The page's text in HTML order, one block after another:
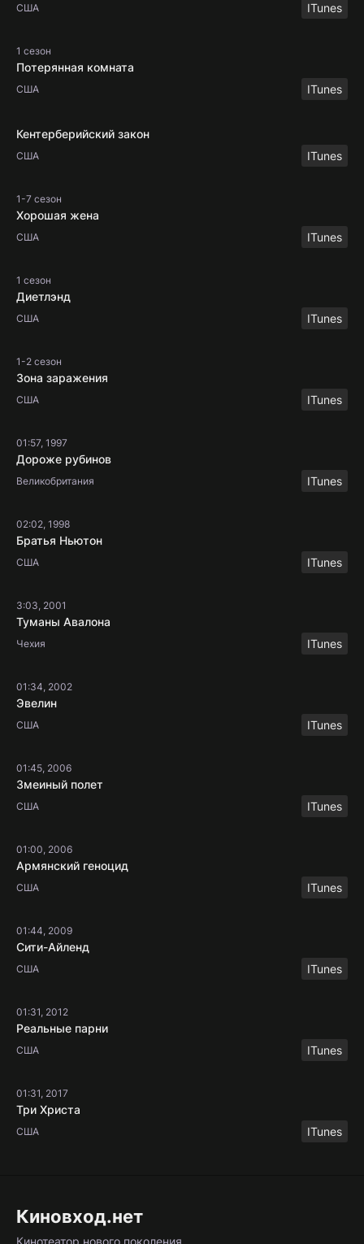
США ITunes
1 сезон
Потерянная комната
США ITunes
Кентерберийский закон
США ITunes
1-7 сезон
Хорошая жена
США ITunes
1 сезон
Диетлэнд
США ITunes
1-2 сезон
Зона заражения
США ITunes
01:57, 1997
Дороже рубинов
Великобритания ITunes
02:02, 1998
Братья Ньютон
США ITunes
3:03, 2001
Туманы Авалона
Чехия ITunes
01:34, 2002
Эвелин
США ITunes
01:45, 2006
Змеиный полет
США ITunes
01:00, 2006
Армянский геноцид
США ITunes
01:44, 2009
Сити-Айленд
США ITunes
01:31, 2012
Реальные парни
США ITunes
01:31, 2017
Три Христа
США ITunes
Киновход.нет